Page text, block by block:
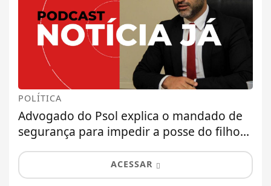
POLÍTICA
Advogado do Psol explica o mandado de
segurança para impedir a posse do filho...
ACESSAR